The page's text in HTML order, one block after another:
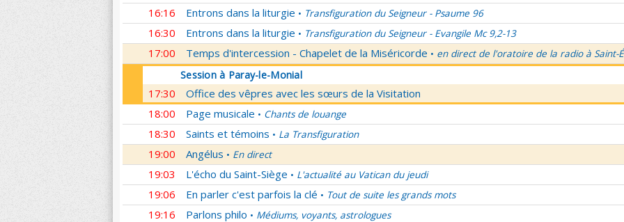
16:16 Entrons dans la liturgie • Transfiguration du Seigneur - Psaume 96
16:30 Entrons dans la liturgie • Transfiguration du Seigneur - Evangile Mc 9,2-13
17:00 Temps d'intercession - Chapelet de la Miséricorde • en direct de l'oratoire de la radio à Saint-
Session à Paray-le-Monial
17:30
Office des vêpres avec les sœurs de la Visitation
18:00
Page musicale • Chants de louange
18:30 Saints et témoins • La Transfiguration
19:00 Angélus • En direct
19:03 L'écho du Saint-Siège • L'actualité au Vatican du jeudi
19:06 En parler c'est parfois la clé • Tout de suite les grands mots
19:16 Parlons philo • Médiums, voyants, astrologues